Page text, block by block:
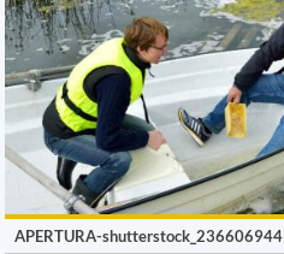
APERTURA-shutterstock_236606944